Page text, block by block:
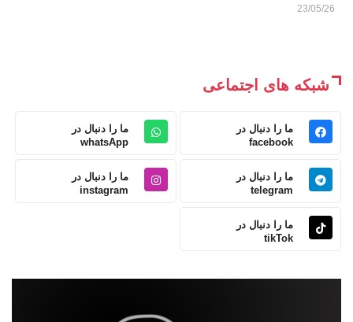
23/05/26
شبکه های اجتماعی
ما را دنبال در
facebook
ما را دنبال در
whatsApp
ما را دنبال در
telegram
ما را دنبال در
instagram
ما را دنبال در
tikTok